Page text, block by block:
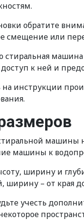
обратите
смещение или
стиральная
к ней и
на инструкции
машины
машины к
ширину и
– от края
учесть